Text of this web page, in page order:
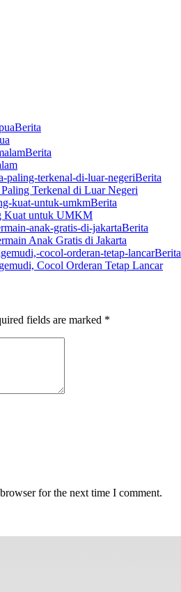
Berita
Berita
Berita
Terkenal di Luar Negeri
Berita
Kuat untuk UMKM
Berita
Anak Gratis di Jakarta
Berita
Cocol Orderan Tetap Lancar
fields are marked *
for the next time I comment.